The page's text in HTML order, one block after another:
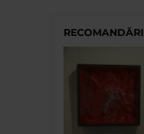
RECOMANDĂRI